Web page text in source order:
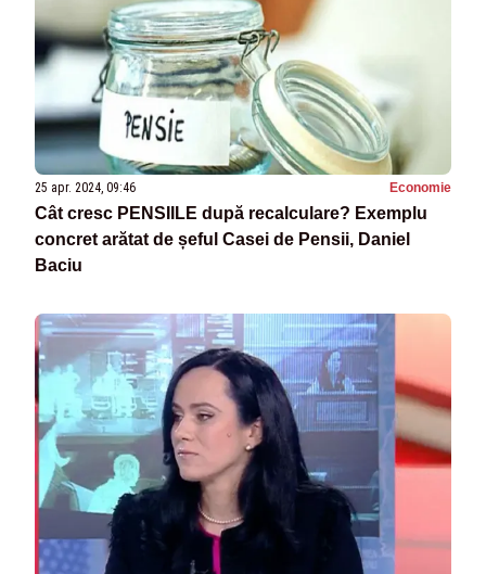
25 apr. 2024, 09:46 Economie
Cât cresc PENSIILE după recalculare? Exemplu
concret arătat de șeful Casei de Pensii, Daniel
Baciu